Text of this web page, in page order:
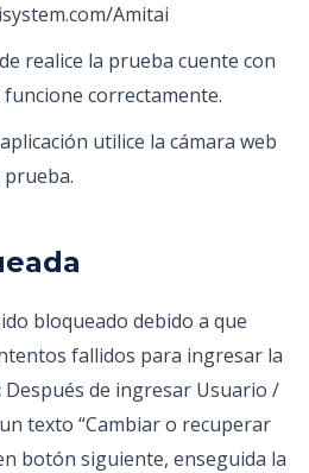
Amitai
realice la prueba cuente con
correctamente.
utilice la cámara web
bloqueado debido a que
fallidos para ingresar la
Después de ingresar Usuario /
texto “Cambiar o recuperar
botón siguiente, enseguida la